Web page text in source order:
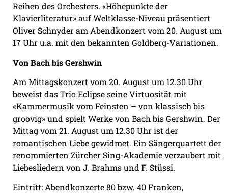
Reihen des Orchesters. «Höhepunkte der
Klavierliteratur» auf Weltklasse-Niveau präsentiert
Oliver Schnyder am Abendkonzert vom 20. August um
17 Uhr u.a. mit den bekannten Goldberg-Variationen.
Von Bach bis Gershwin
Am Mittagskonzert vom 20. August um 12.30 Uhr
beweist das Trio Eclipse seine Virtuosität mit
«Kammermusik vom Feinsten – von klassisch bis
groovig» und spielt Werke von Bach bis Gershwin. Der
Mittag vom 21. August um 12.30 Uhr ist der
romantischen Liebe gewidmet. Ein Sängerquartett der
renommierten Zürcher Sing-Akademie verzaubert mit
Liebesliedern von J. Brahms und F. Stüssi.
Eintritt: Abendkonzerte 80 bzw. 40 Franken,